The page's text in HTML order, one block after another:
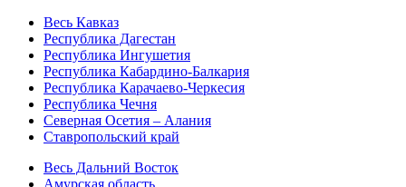
Весь Кавказ
Республика Дагестан
Республика Ингушетия
Республика Кабардино-Балкария
Республика Карачаево-Черкесия
Республика Чечня
Северная Осетия – Алания
Ставропольский край
Весь Дальний Восток
Амурская область